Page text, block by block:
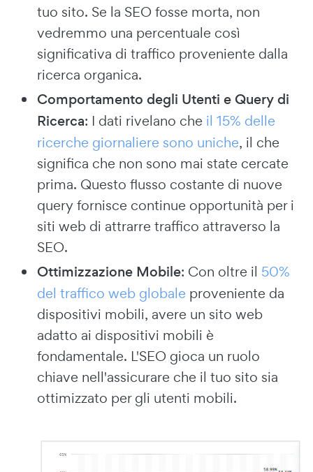
tuo sito. Se la SEO fosse morta, non
vedremmo una percentuale così
significativa di traffico proveniente dalla
ricerca organica.
Comportamento degli Utenti e Query di
Ricerca: I dati rivelano che il 15% delle
ricerche giornaliere sono uniche, il che
significa che non sono mai state cercate
prima. Questo flusso costante di nuove
query fornisce continue opportunità per i
siti web di attrarre traffico attraverso la
SEO.
Ottimizzazione Mobile: Con oltre il 50%
del traffico web globale proveniente da
dispositivi mobili, avere un sito web
adatto ai dispositivi mobili è
fondamentale. L'SEO gioca un ruolo
chiave nell'assicurare che il tuo sito sia
ottimizzato per gli utenti mobili.